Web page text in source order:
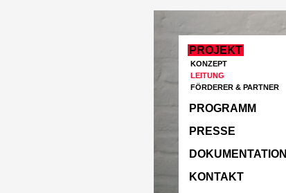
PROJEKT
KONZEPT
LEITUNG
FÖRDERER & PARTNER
PROGRAMM
PRESSE
DOKUMENTATION
KONTAKT